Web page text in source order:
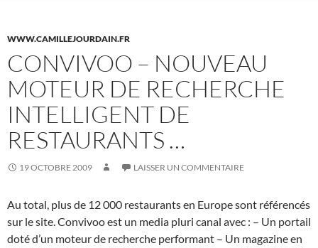
WWW.CAMILLEJOURDAIN.FR
CONVIVOO – NOUVEAU
MOTEUR DE RECHERCHE
INTELLIGENT DE
RESTAURANTS …
19 OCTOBRE 2009 LAISSER UN COMMENTAIRE
Au total, plus de 12 000 restaurants en Europe sont référencés
sur le site. Convivoo est un media pluri canal avec : – Un portail
doté d’un moteur de recherche performant – Un magazine en